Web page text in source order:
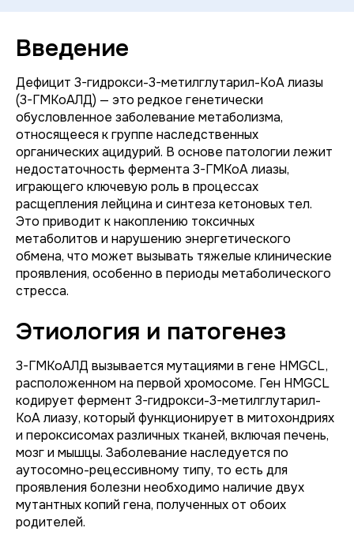
Введение
Дефицит 3-гидрокси-3-метилглутарил-КоА лиазы
(3-ГМКоАЛД) — это редкое генетически
обусловленное заболевание метаболизма,
относящееся к группе наследственных
органических ацидурий. В основе патологии лежит
недостаточность фермента 3-ГМКоА лиазы,
играющего ключевую роль в процессах
расщепления лейцина и синтеза кетоновых тел.
Это приводит к накоплению токсичных
метаболитов и нарушению энергетического
обмена, что может вызывать тяжелые клинические
проявления, особенно в периоды метаболического
стресса.
Этиология и патогенез
3-ГМКоАЛД вызывается мутациями в гене HMGCL,
расположенном на первой хромосоме. Ген HMGCL
кодирует фермент 3-гидрокси-3-метилглутарил-
КоА лиазу, который функционирует в митохондриях
и пероксисомах различных тканей, включая печень,
мозг и мышцы. Заболевание наследуется по
аутосомно-рецессивному типу, то есть для
проявления болезни необходимо наличие двух
мутантных копий гена, полученных от обоих
родителей.